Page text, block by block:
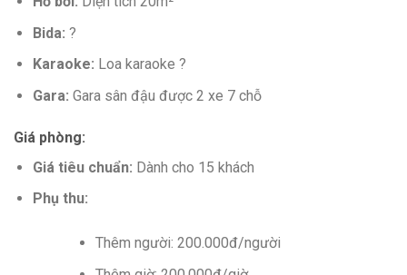
Bida: ?️
Karaoke: Loa karaoke ?️
Gara: Gara sân đậu được 2 xe 7 chỗ
Giá phòng:
Giá tiêu chuẩn: Dành cho 15 khách
Phụ thu:
Thêm người: 200.000đ/người